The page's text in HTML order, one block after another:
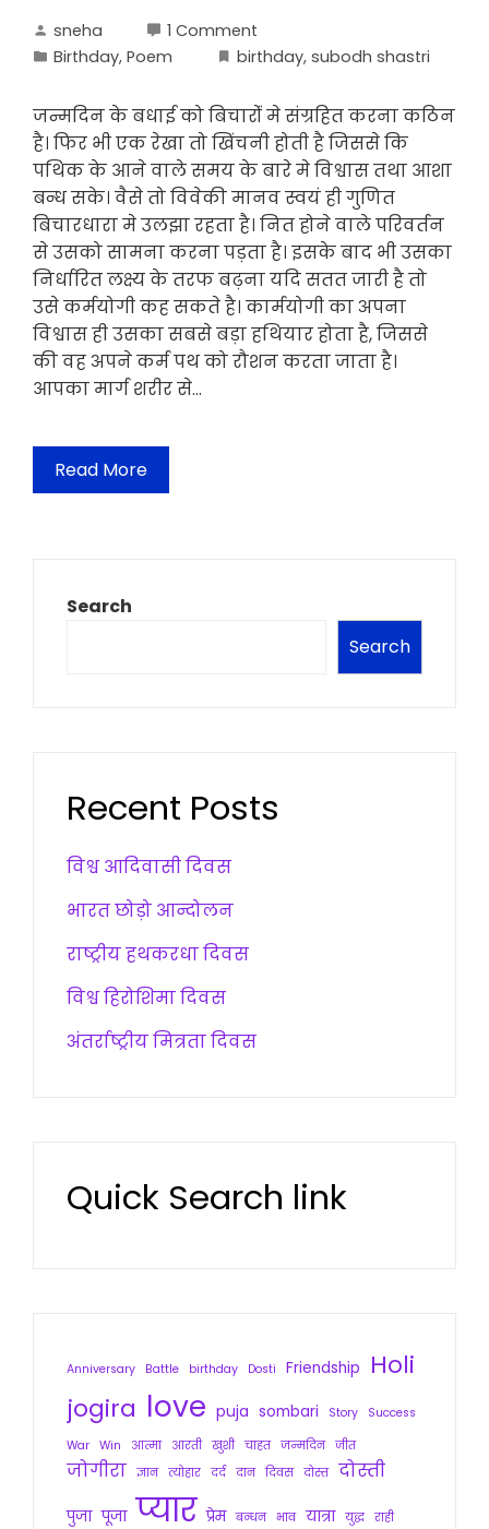
sneha
1 Comment
Birthday, Poem birthday, subodh shastri
जन्मदिन के बधाई को बिचारोंं मे संग्रहित करना कठिन
है। फिर भी एक रेखा तो खिंचनी होती है जिससे कि
पथिक के आने वाले समय के बारे मे विश्वास तथा आशा
बन्ध सके। वैसे तो विवेकी मानव स्वयं ही गुणित
बिचारधारा मे उलझा रहता है। नित होने वाले परिवर्तन
से उसको सामना करना पड़ता है। इसके बाद भी उसका
निर्धारित लक्ष्य के तरफ बढ़ना यदि सतत जारी है तो
उसे कर्मयोगी कह सकते है। कार्मयोगी का अपना
विश्वास ही उसका सबसे बड़ा हथियार होता है, जिससे
की वह अपने कर्म पथ को रौशन करता जाता है।
आपका मार्ग शरीर से…
Read More
Search
Search
Recent Posts
विश्व आदिवासी दिवस
भारत छोड़ो आन्दोलन
राष्ट्रीय हथकरधा दिवस
विश्व हिरोशिमा दिवस
अंतर्राष्ट्रीय मित्रता दिवस
Quick Search link
Anniversary Battle birthday Dosti Friendship
Holi
jogira love puja sombari Story
Success
War Win आत्मा आरती खुशी चाहत जन्मदिन जीत
जोगीरा ज्ञान त्योहार दर्द दान दिवस दोस्त दोस्ती
पुजा पूजा प्यार प्रेम बन्धन भाव यात्रा युद्ध राही